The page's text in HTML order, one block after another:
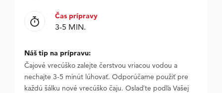
Čas prípravy
3-5 MIN.
Náš tip na prípravu:
Čajové vrecúško zalejte čerstvou vriacou vodou a
nechajte 3-5 minút lúhovať. Odporúčame použiť pre
každú šálku nové vrecúško čaju. Oslaďte podľa Vašej